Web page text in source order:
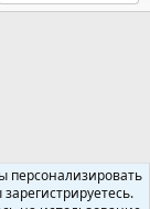
персонализировать